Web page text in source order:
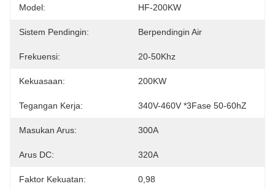
Model: HF-200KW
Sistem Pendingin: Berpendingin Air
Frekuensi: 20-50Khz
Kekuasaan: 200KW
Tegangan Kerja: 340V-460V *3Fase 50-60hZ
Masukan Arus: 300A
Arus DC: 320A
Faktor Kekuatan: 0,98